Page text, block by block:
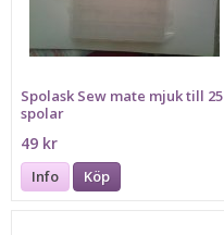
Spolask Sew mate mjuk till 25
spolar
49 kr
Info Köp